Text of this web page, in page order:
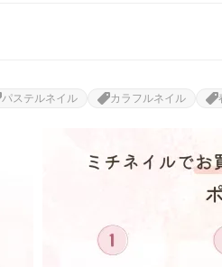
パステルネイル カラフルネイル